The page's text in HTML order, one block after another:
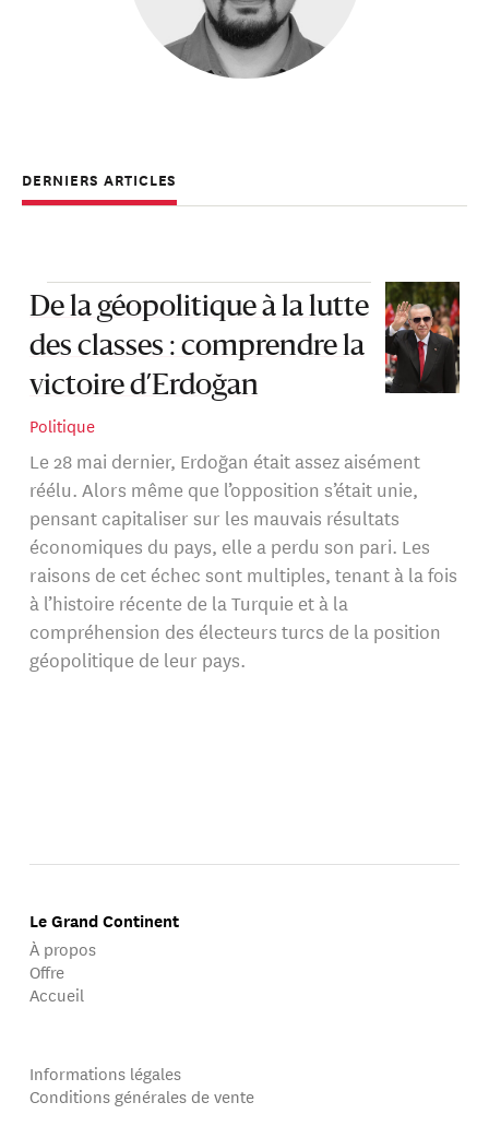
DERNIERS ARTICLES
De la géopolitique à la lutte
des classes : comprendre la
victoire d’Erdoğan
Politique
Le 28 mai dernier, Erdoğan était assez aisément
réélu. Alors même que l’opposition s’était unie,
pensant capitaliser sur les mauvais résultats
économiques du pays, elle a perdu son pari. Les
raisons de cet échec sont multiples, tenant à la fois
à l’histoire récente de la Turquie et à la
compréhension des électeurs turcs de la position
géopolitique de leur pays.
Le Grand Continent
À propos
Offre
Accueil
Informations légales
Conditions générales de vente